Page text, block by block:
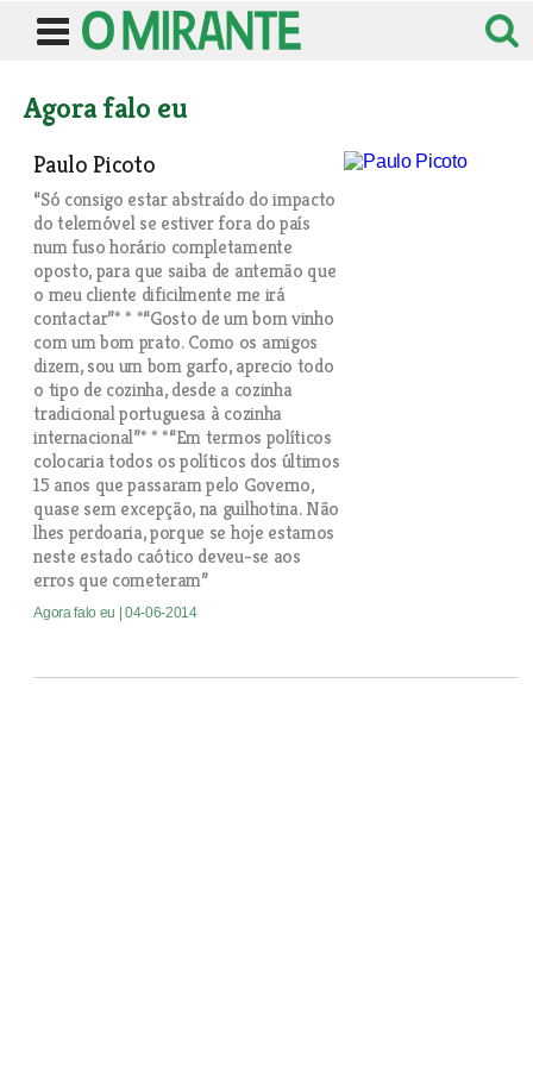
Agora falo eu
Paulo Picoto
“Só consigo estar abstraído do impacto
do telemóvel se estiver fora do país
num fuso horário completamente
oposto, para que saiba de antemão que
o meu cliente dificilmente me irá
contactar”* * *“Gosto de um bom vinho
com um bom prato. Como os amigos
dizem, sou um bom garfo, aprecio todo
o tipo de cozinha, desde a cozinha
tradicional portuguesa à cozinha
internacional”* * *“Em termos políticos
colocaria todos os políticos dos últimos
15 anos que passaram pelo Governo,
quase sem excepção, na guilhotina. Não
lhes perdoaria, porque se hoje estamos
neste estado caótico deveu-se aos
erros que cometeram”
Agora falo eu | 04-06-2014